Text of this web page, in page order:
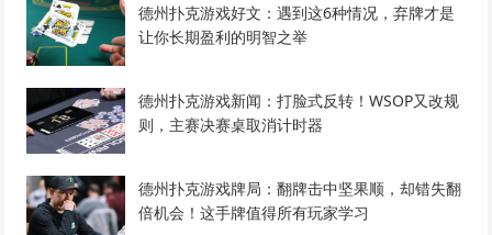
德州扑克游戏好文：遇到这6种情况，弃牌才是
让你长期盈利的明智之举
德州扑克游戏新闻：打脸式反转！WSOP又改规
则，主赛决赛桌取消计时器
德州扑克游戏牌局：翻牌击中坚果顺，却错失翻
倍机会！这手牌值得所有玩家学习